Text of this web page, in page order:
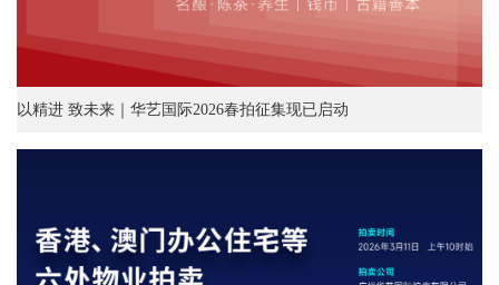
以精进 致未来｜华艺国际2026春拍征集现已启动